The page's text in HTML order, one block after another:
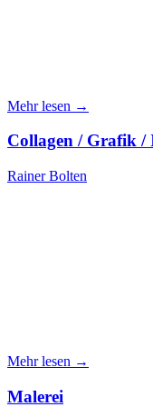
Mehr lesen →
Collagen / Grafik /
Rainer Bolten
Mehr lesen →
Malerei